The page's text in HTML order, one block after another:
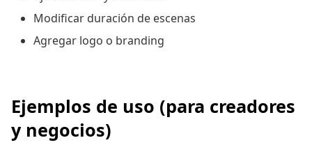
Modificar duración de escenas
Agregar logo o branding
Ejemplos de uso (para creadores
y negocios)